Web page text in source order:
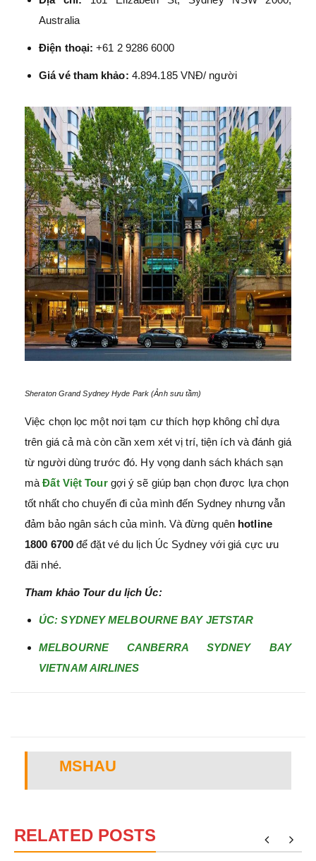
Australia
Điện thoại: +61 2 9286 6000
Giá vé tham khảo: 4.894.185 VNĐ/ người
Sheraton Grand Sydney Hyde Park (Ảnh sưu tầm)
Việc chọn lọc một nơi tạm cư thích hợp không chỉ dựa
trên giá cả mà còn cần xem xét vị trí, tiện ích và đánh giá
từ người dùng trước đó. Hy vọng danh sách khách sạn
mà Đất Việt Tour gợi ý sẽ giúp bạn chọn được lựa chọn
tốt nhất cho chuyến đi của mình đến Sydney nhưng vẫn
đảm bảo ngân sách của mình. Và đừng quên hotline
1800 6700 để đặt vé du lịch Úc Sydney với giá cực ưu
đãi nhé.
Tham khảo Tour du lịch Úc:
ÚC: SYDNEY MELBOURNE BAY JETSTAR
MELBOURNE CANBERRA SYDNEY BAY
VIETNAM AIRLINES
MSHAU
RELATED POSTS